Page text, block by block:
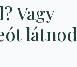
Vagy
látnod